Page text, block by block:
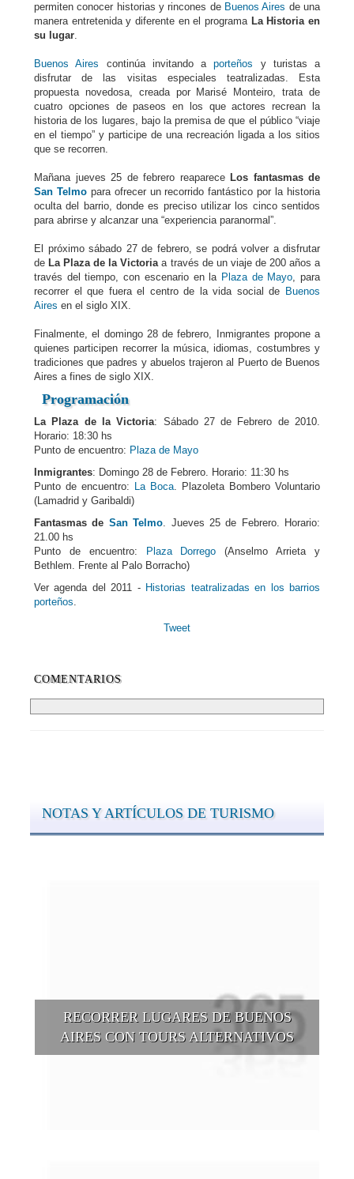
permiten conocer historias y rincones de Buenos Aires de una
manera entretenida y diferente en el programa La Historia en
su lugar.
Buenos Aires continúa invitando aporteños y turistas a
disfrutar de las visitas especiales teatralizadas. Esta
propuesta novedosa, creada por Marisé Monteiro, trata de
cuatro opciones de paseos en los que actores recrean la
historia de los lugares, bajo la premisa de que el público “viaje
en el tiempo” y participe de una recreación ligada a los sitios
que se recorren.
Mañana jueves 25 de febrero reaparece Los fantasmas de
San Telmopara ofrecer un recorrido fantástico por la historia
oculta del barrio, donde es preciso utilizar los cinco sentidos
para abrirse y alcanzar una “experiencia paranormal”.
El próximo sábado 27 de febrero, se podrá volver a disfrutar
de La Plaza de la Victoriaa través de un viaje de 200 años a
través del tiempo, con escenario en la Plaza de Mayo, para
recorrer el que fuera el centro de la vida social de Buenos
Aires en el siglo XIX.
Finalmente, el domingo 28 de febrero, Inmigrantes propone a
quienes participen recorrer la música, idiomas, costumbres y
tradiciones que padres y abuelos trajeron al Puerto de Buenos
Aires a fines de siglo XIX.
Programación
La Plaza de la Victoria: Sábado 27 de Febrero de 2010.
Horario: 18:30 hs
Punto de encuentro: Plaza de Mayo
Inmigrantes: Domingo 28 de Febrero. Horario: 11:30 hs
Punto de encuentro: La Boca. Plazoleta Bombero Voluntario
(Lamadrid y Garibaldi)
Fantasmas de San Telmo. Jueves 25 de Febrero. Horario:
21.00 hs
Punto de encuentro:
Plaza Dorrego (Anselmo Arrieta y
Bethlem. Frente al Palo Borracho)
Ver agenda del 2011 - Historias teatralizadas en los barrios
porteños.
Tweet
COMENTARIOS
NOTAS Y ARTÍCULOS DE TURISMO
RECORRER LUGARES DE BUENOS
AIRES CON TOURS ALTERNATIVOS